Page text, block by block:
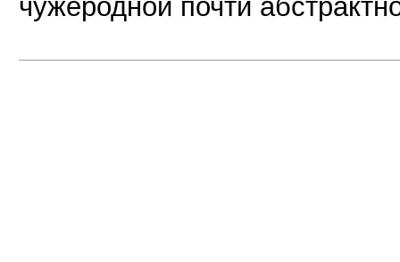
чужеродной почти